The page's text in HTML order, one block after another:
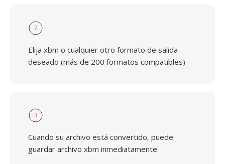
2
Elija xbm o cualquier otro formato de salida
deseado (más de 200 formatos compatibles)
3
Cuando su archivo está convertido, puede
guardar archivo xbm inmediatamente